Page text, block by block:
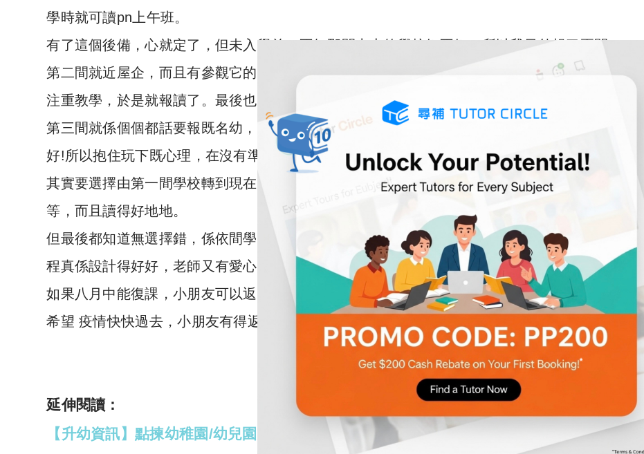
學時就可讀pn上午班。
有了這個後備，心就定了，但未入學前，不知那間中上的學校好不好，所以我另外報了兩間。
第二間就近屋企，而且有參觀它的Open day，有課堂示範，感覺良好。由於我教開書，所以我好
注重教學，於是就報讀了。最後也收了他們入讀上午班。
第三間就係個個都話要報既名幼，個個都話要試下，而且我既教書朋友的仔女也是讀這間，口碑很
好!所以抱住玩下既心理，在沒有準備和壓力下，收左佢地上午班。
其實要選擇由第一間學校轉到現在的學校，心裡也有爭扎，因為要蝕留位費，又要買過哂d校服
等，而且讀得好地地。
但最後都知道無選擇錯，係依間學校，佢地真係讀得好開心，成日都話想返學~自己也觀過課，課
程真係設計得好好，老師又有愛心和責任心，而且校長很專業，常常分享教育心得。
如果八月中能復課，小朋友可以返學，就做K1學生喇
佢地個樣子真係大個左好多~
希望 疫情快快過去，小朋友有得返學啦~
延伸閱讀：
【升幼資訊】點揀幼稚園/幼兒園好呢？以過來人的身份分享報讀心得